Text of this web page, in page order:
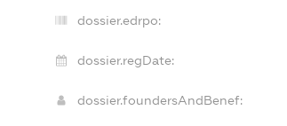
dossier.edrpo:
dossier.regDate:
dossier.foundersAndBenef: